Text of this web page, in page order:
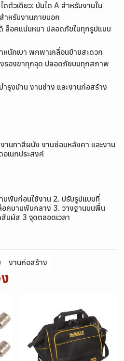
ดตัวเดียว: บันได A สำหรับงานใน
ำหรับงานภายนอก
ล็อคแน่นหนา ปลอดภัยในทุกรูปแบบ
หนักเบา พกพาเคลื่อนย้ายสะดวก
รองขาทุกจุด ปลอดภัยบนทุกสภาพ
ำรุงบ้าน งานช่าง และงานก่อสร้าง
านทาสีผนัง งานซ่อมหลังคา และงาน
อเนกประสงค์
นพับก่อนใช้งาน 2. ปรับรูปแบบที่
คบานพับกลาง 3. วางฐานบนพื้น
มผัส 3 จุดตลอดเวลา
งานก่อสร้าง